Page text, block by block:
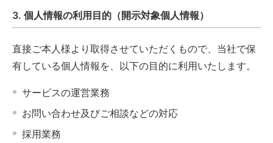
3. 個人情報の利用目的（開示対象個人情報）
直接ご本人様より取得させていただくもので、当社で保
有している個人情報を、以下の目的に利用いたします。
サービスの運営業務
お問い合わせ及びご相談などの対応
採用業務